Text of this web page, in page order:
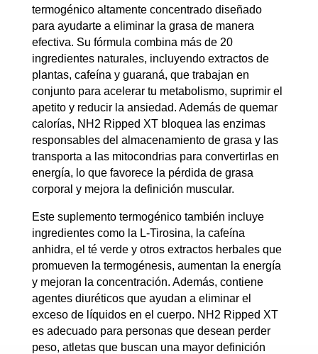
termogénico altamente concentrado diseñado
para ayudarte a eliminar la grasa de manera
efectiva. Su fórmula combina más de 20
ingredientes naturales, incluyendo extractos de
plantas, cafeína y guaraná, que trabajan en
conjunto para acelerar tu metabolismo, suprimir el
apetito y reducir la ansiedad. Además de quemar
calorías, NH2 Ripped XT bloquea las enzimas
responsables del almacenamiento de grasa y las
transporta a las mitocondrias para convertirlas en
energía, lo que favorece la pérdida de grasa
corporal y mejora la definición muscular.
Este suplemento termogénico también incluye
ingredientes como la L-Tirosina, la cafeína
anhidra, el té verde y otros extractos herbales que
promueven la termogénesis, aumentan la energía
y mejoran la concentración. Además, contiene
agentes diuréticos que ayudan a eliminar el
exceso de líquidos en el cuerpo. NH2 Ripped XT
es adecuado para personas que desean perder
peso, atletas que buscan una mayor definición